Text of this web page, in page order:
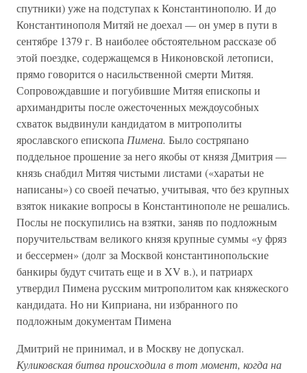
спутники) уже на подступах к Константинополю. И до
Константинополя Митяй не доехал — он умер в пути в
сентябре 1379 г. В наиболее обстоятельном рассказе об
этой поездке, содержащемся в Никоновской летописи,
прямо говорится о насильственной смерти Митяя.
Сопровождавшие и погубившие Митяя епископы и
архимандриты после ожесточенных междоусобных
схваток выдвинули кандидатом в митрополиты
ярославского епископа Пимена. Было состряпано
поддельное прошение за него якобы от князя Дмитрия —
князь снабдил Митяя чистыми листами («харатьи не
написаны») со своей печатью, учитывая, что без крупных
взяток никакие вопросы в Константинополе не решались.
Послы не поскупились на взятки, заняв по подложным
поручительствам великого князя крупные суммы «у фряз
и бессермен» (долг за Москвой константинопольские
банкиры будут считать еще и в XV в.), и патриарх
утвердил Пимена русским митрополитом как княжеского
кандидата. Но ни Киприана, ни избранного по
подложным документам Пимена
Дмитрий не принимал, и в Москву не допускал.
Куликовская битва происходила в тот момент, когда на